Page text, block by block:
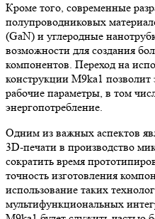
Кроме того, современные
полупроводниковых
(GaN) и углеродные
возможности для создания
компонентов. Переход на
конструкции M9ka1 позволит
рабочие параметры, в том
энергопотребление.
Одним из важных аспектов
3D-печати в производство
сократить время
точность изготовления
использование таких
мультифункциональных